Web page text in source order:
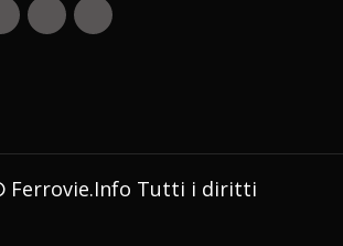
Ferrovie.Info Tutti i diritti